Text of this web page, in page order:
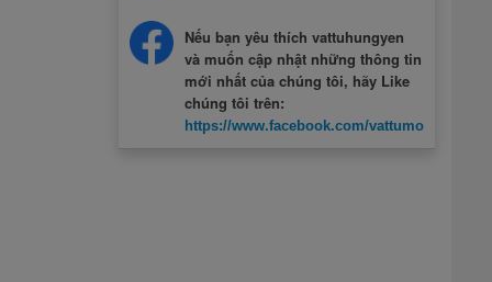
Nếu bạn yêu thích vattuhungyen
và muốn cập nhật những thông tin
mới nhất của chúng tôi, hãy Like
chúng tôi trên:
https://www.facebook.com/